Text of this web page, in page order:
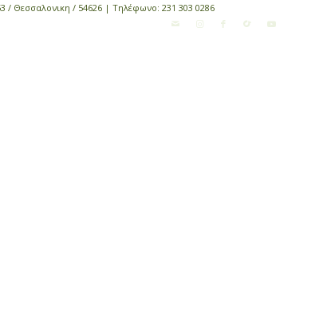
/ Θεσσαλονικη / 54626 | Τηλέφωνο: 231 303 0286